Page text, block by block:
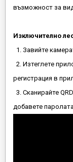
възможност за
Изключително
1. Завийте
2. Изтеглете
регистрация в
3. Сканирайте
добавете